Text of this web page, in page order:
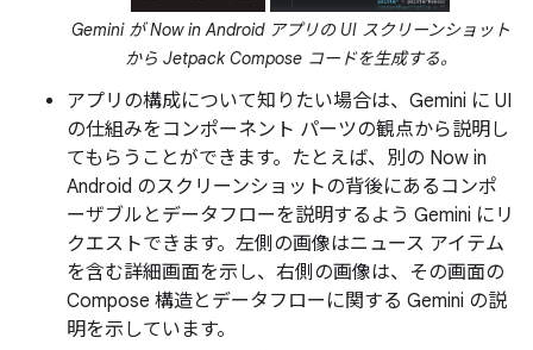
Gemini が Now in Android アプリの UI スクリーンショット
から Jetpack Compose コードを生成する。
アプリの構成について知りたい場合は、Gemini に UI
の仕組みをコンポーネント パーツの観点から説明し
てもらうことができます。たとえば、別の Now in
Android のスクリーンショットの背後にあるコンポ
ーザブルとデータフローを説明するよう Gemini にリ
クエストできます。左側の画像はニュース アイテム
を含む詳細画面を示し、右側の画像は、その画面の
Compose 構造とデータフローに関する Gemini の説
明を示しています。